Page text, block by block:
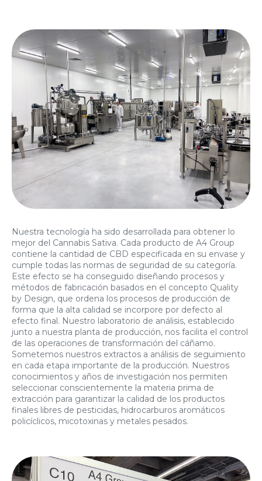
Nuestra tecnología ha sido desarrollada para obtener lo
mejor del Cannabis Sativa. Cada producto de A4 Group
contiene la cantidad de CBD especificada en su envase y
cumple todas las normas de seguridad de su categoría.
Este efecto se ha conseguido diseñando procesos y
métodos de fabricación basados en el concepto Quality
by Design, que ordena los procesos de producción de
forma que la alta calidad se incorpore por defecto al
efecto final. Nuestro laboratorio de análisis, establecido
junto a nuestra planta de producción, nos facilita el control
de las operaciones de transformación del cáñamo.
Sometemos nuestros extractos a análisis de seguimiento
en cada etapa importante de la producción. Nuestros
conocimientos y años de investigación nos permiten
seleccionar conscientemente la materia prima de
extracción para garantizar la calidad de los productos
finales libres de pesticidas, hidrocarburos aromáticos
policíclicos, micotoxinas y metales pesados.